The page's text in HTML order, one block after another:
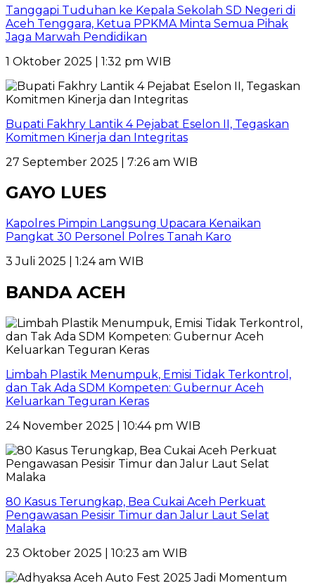
Tanggapi Tuduhan ke Kepala Sekolah SD Negeri di
Aceh Tenggara, Ketua PPKMA Minta Semua Pihak
Jaga Marwah Pendidikan
1 Oktober 2025 | 1:32 pm WIB
Bupati Fakhry Lantik 4 Pejabat Eselon II, Tegaskan
Komitmen Kinerja dan Integritas
27 September 2025 | 7:26 am WIB
GAYO LUES
Kapolres Pimpin Langsung Upacara Kenaikan
Pangkat 30 Personel Polres Tanah Karo
3 Juli 2025 | 1:24 am WIB
BANDA ACEH
Limbah Plastik Menumpuk, Emisi Tidak Terkontrol,
dan Tak Ada SDM Kompeten: Gubernur Aceh
Keluarkan Teguran Keras
24 November 2025 | 10:44 pm WIB
80 Kasus Terungkap, Bea Cukai Aceh Perkuat
Pengawasan Pesisir Timur dan Jalur Laut Selat
Malaka
23 Oktober 2025 | 10:23 am WIB